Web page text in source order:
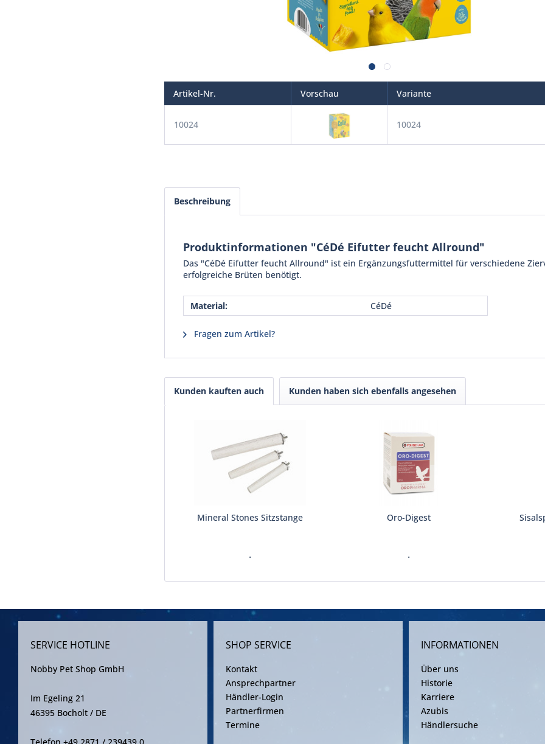
Artikel-Nr. Vorschau Variante
10024 10024
Beschreibung
Produktinformationen "CéDé Eifutter feucht Allround"
Das "CéDé Eifutter feucht Allround" ist ein Ergänzungsfuttermittel für verschiedene
erfolgreiche Brüten benötigt.
Material: CéDé
Fragen zum Artikel?
Kunden kauften auch Kunden haben sich ebenfalls angesehen
Mineral Stones Sitzstange
.
Oro-Digest
.
SERVICE HOTLINE
Nobby Pet Shop GmbH
Im Egeling 21
46395 Bocholt / DE
SHOP SERVICE
Kontakt
Ansprechpartner
Händler-Login
Partnerfirmen
Termine
INFORMATIONEN
Über uns
Historie
Karriere
Azubis
Händlersuche